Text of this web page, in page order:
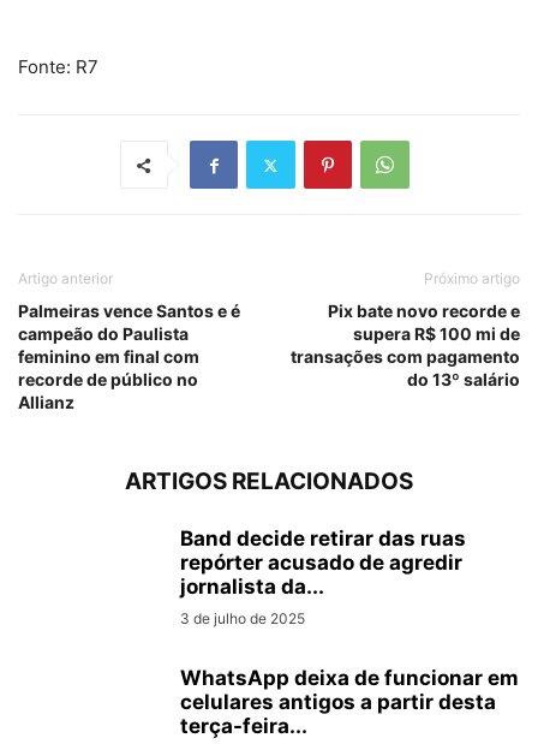
Fonte: R7
Artigo anterior
Palmeiras vence Santos e é
campeão do Paulista
feminino em final com
recorde de público no
Allianz
Próximo artigo
Pix bate novo recorde e
supera R$ 100 mi de
transações com pagamento
do 13º salário
ARTIGOS RELACIONADOS
Band decide retirar das ruas
repórter acusado de agredir
jornalista da...
3 de julho de 2025
WhatsApp deixa de funcionar em
celulares antigos a partir desta
terça-feira...